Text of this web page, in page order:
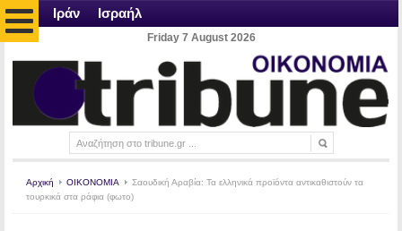
Ιράν Ισραήλ
Friday 7 August 2026
Αρχική ΟΙΚΟΝΟΜΙΑ
Σαουδική Αραβία: Τα ελληνικά προϊόντα αντικαθιστούν τα
τουρκικά στα ράφια (φωτο)